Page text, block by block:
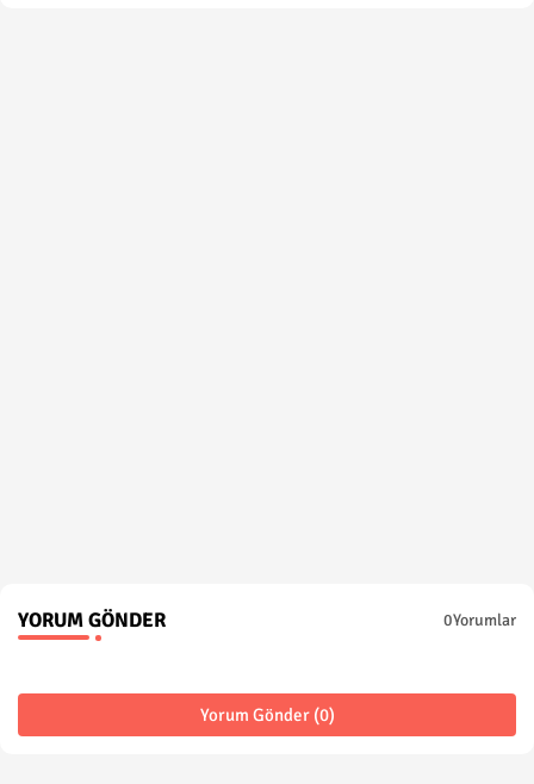
YORUM GÖNDER 0Yorumlar
Yorum Gönder (0)